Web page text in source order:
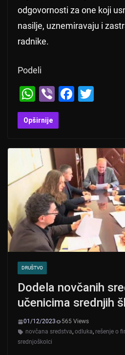
odgovornosti za one koji
nasilje, uznemiravaju i
radnike.
Podeli
W
h
at
A
p
p
Vi
b
er
F
b
o
o
k
Opširnije
DRUŠTVO
Dodela novčanih
učenicima srednjih
01/12/2023
565 Views
novčana sredstva, odluka, rešenje o
srednjoškolci